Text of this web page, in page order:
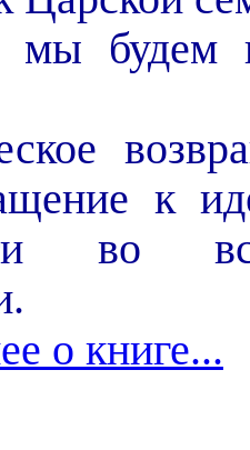
мы будем
к
во
о книге...